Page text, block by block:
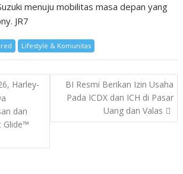
menuju mobilitas masa depan yang
JR7
Lifestyle & Komunitas
Harley-
dan
Glide™
BI Resmi Berikan Izin Usaha
Pada ICDX dan ICH di Pasar
Uang dan Valas